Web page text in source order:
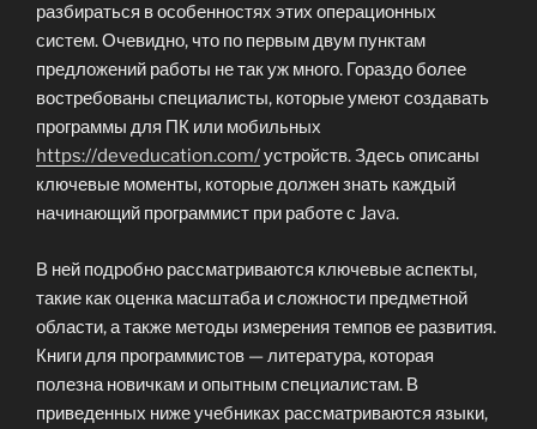
разбираться в особенностях этих операционных
систем. Очевидно, что по первым двум пунктам
предложений работы не так уж много. Гораздо более
востребованы специалисты, которые умеют создавать
программы для ПК или мобильных
https://deveducation.com/устройств. Здесь описаны
ключевые моменты, которые должен знать каждый
начинающий программист при работе с Java.
В ней подробно рассматриваются ключевые аспекты,
такие как оценка масштаба и сложности предметной
области, а также методы измерения темпов ее развития.
Книги для программистов — литература, которая
полезна новичкам и опытным специалистам. В
приведенных ниже учебниках рассматриваются языки,